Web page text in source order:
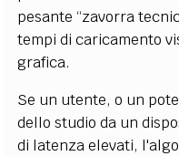
pesante “zavorra
tempi di caricamento
grafica.
Se un utente, o un
dello studio da un
di latenza elevati,